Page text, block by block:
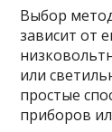
Выбор
зависит от
или
простые
приборов